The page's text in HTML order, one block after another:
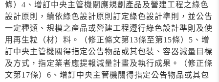
條）4、增訂中央主管機關應規劃產品及營建工程之綠色
設計原則，續依綠色設計原則訂定綠色設計準則，並公告
一定種類、規模之產品或營建工程遵行綠色設計準則及使
用再生粒（材）料。（修正條文第13條至第15條）5、增
訂中央主管機關得指定公告物品或其包裝、容器減量目標
及方式，指定業者應提報減量計畫及執行成果。（修正條
文第17條）6、增訂中央主管機關得指定公告物品或其包